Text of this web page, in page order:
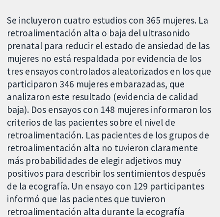
Se incluyeron cuatro estudios con 365 mujeres. La
retroalimentación alta o baja del ultrasonido
prenatal para reducir el estado de ansiedad de las
mujeres no está respaldada por evidencia de los
tres ensayos controlados aleatorizados en los que
participaron 346 mujeres embarazadas, que
analizaron este resultado (evidencia de calidad
baja). Dos ensayos con 148 mujeres informaron los
criterios de las pacientes sobre el nivel de
retroalimentación. Las pacientes de los grupos de
retroalimentación alta no tuvieron claramente
más probabilidades de elegir adjetivos muy
positivos para describir los sentimientos después
de la ecografía. Un ensayo con 129 participantes
informó que las pacientes que tuvieron
retroalimentación alta durante la ecografía